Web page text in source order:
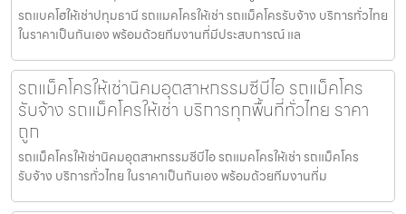
รถแบคโฮให้เช่าปทุมธานี รถแมคโครให้เช่า รถแม็คโครรับจ้าง บริการทั่วไทย
ในราคาเป็นกันเอง พร้อมด้วยทีมงานที่มีประสบการณ์ แล
รถแม็คโครให้เช่านิคมอุตสาหกรรมซีบีไอ รถแม็คโคร
รับจ้าง รถแม็คโครให้เช่า บริการทุกพื้นที่ทั่วไทย ราคา
ถูก
รถแม็คโครให้เช่านิคมอุตสาหกรรมซีบีไอ รถแมคโครให้เช่า รถแม็คโคร
รับจ้าง บริการทั่วไทย ในราคาเป็นกันเอง พร้อมด้วยทีมงานที่ม